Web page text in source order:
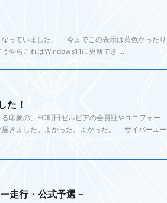
っていました。 今までこの表示は黄色かったり
やらこれはWindows11に更新でき ...
た！
印象の、FC町田ゼルビアの会員証やユニフォー
届きました。よかった、よかった。 サイバーエー
走行・公式予選－